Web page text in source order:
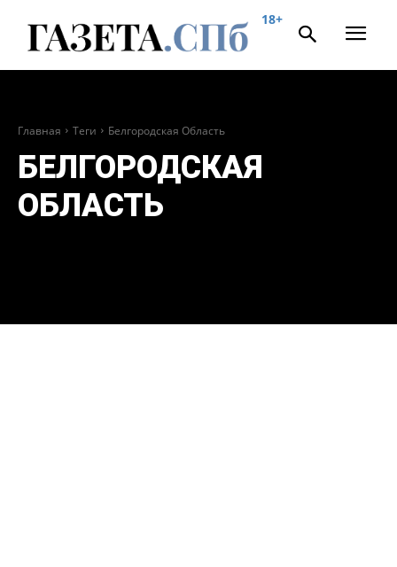
18+
Главная Теги Белгородская Область
БЕЛГОРОДСКАЯ
ОБЛАСТЬ